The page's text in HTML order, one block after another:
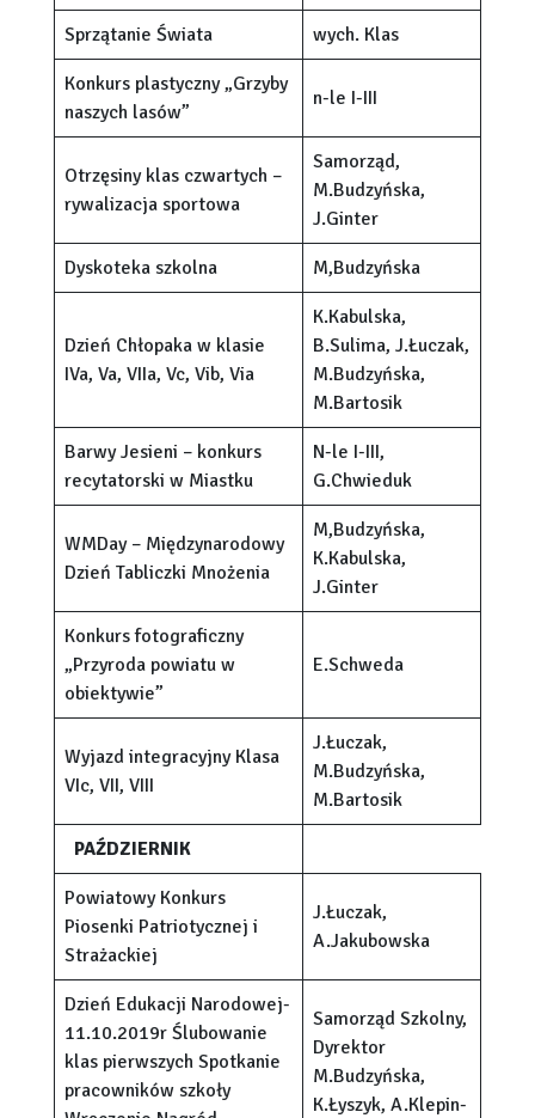
Sprzątanie Świata wych. Klas
Konkurs plastyczny „Grzyby
naszych lasów”
n-le I-III
Otrzęsiny klas czwartych –
rywalizacja sportowa
Samorząd,
M.Budzyńska,
J.Ginter
Dyskoteka szkolna M,Budzyńska
Dzień Chłopaka w klasie
IVa, Va, VIIa, Vc, Vib, Via
K.Kabulska,
B.Sulima, J.Łuczak,
M.Budzyńska,
M.Bartosik
Barwy Jesieni – konkurs
recytatorski w Miastku
N-le I-III,
G.Chwieduk
WMDay – Międzynarodowy
Dzień Tabliczki Mnożenia
M,Budzyńska,
K.Kabulska,
J.Ginter
Konkurs fotograficzny
„Przyroda powiatu w
obiektywie”
E.Schweda
Wyjazd integracyjny Klasa
VIc, VII, VIII
J.Łuczak,
M.Budzyńska,
M.Bartosik
PAŹDZIERNIK
Powiatowy Konkurs
Piosenki Patriotycznej i
Strażackiej
J.Łuczak,
A.Jakubowska
Dzień Edukacji Narodowej-
11.10.2019r Ślubowanie
klas pierwszych Spotkanie
pracowników szkoły
Samorząd Szkolny,
Dyrektor
M.Budzyńska,
K.Łyszyk, A.Klepin-